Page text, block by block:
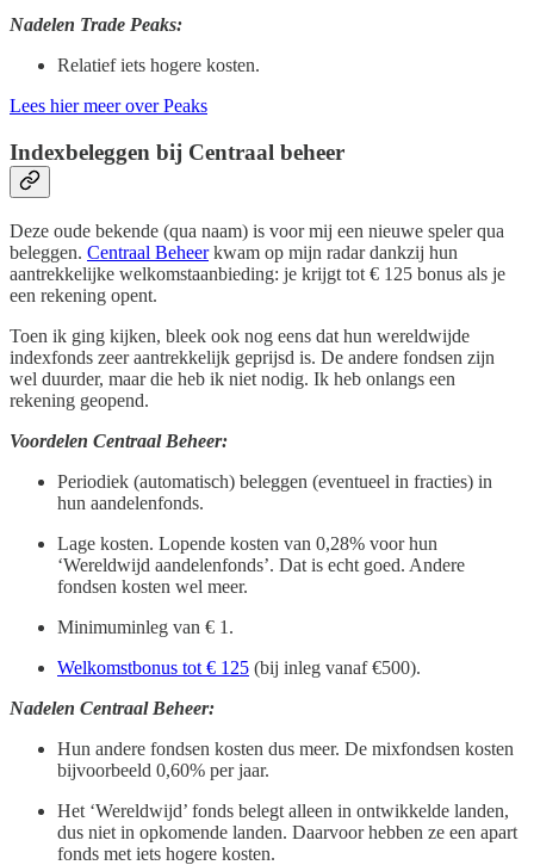
Nadelen Trade Peaks:
Relatief iets hogere kosten.
Lees hier meer over Peaks
Indexbeleggen bij Centraal beheer
Deze oude bekende (qua naam) is voor mij een nieuwe speler qua
beleggen. Centraal Beheerkwam op mijn radar dankzij hun
aantrekkelijke welkomstaanbieding: je krijgt tot € 125 bonus als je
een rekening opent.
Toen ik ging kijken, bleek ook nog eens dat hun wereldwijde
indexfonds zeer aantrekkelijk geprijsd is. De andere fondsen zijn
wel duurder, maar die heb ik niet nodig. Ik heb onlangs een
rekening geopend.
Voordelen Centraal Beheer:
Periodiek (automatisch) beleggen (eventueel in fracties) in
hun aandelenfonds.
Lage kosten. Lopende kosten van 0,28% voor hun
‘Wereldwijd aandelenfonds’. Dat is echt goed. Andere
fondsen kosten wel meer.
Minimuminleg van € 1.
Welkomstbonus tot € 125 (bij inleg vanaf €500).
Nadelen Centraal Beheer:
Hun andere fondsen kosten dus meer. De mixfondsen kosten
bijvoorbeeld 0,60% per jaar.
Het ‘Wereldwijd’ fonds belegt alleen in ontwikkelde landen,
dus niet in opkomende landen. Daarvoor hebben ze een apart
fonds met iets hogere kosten.